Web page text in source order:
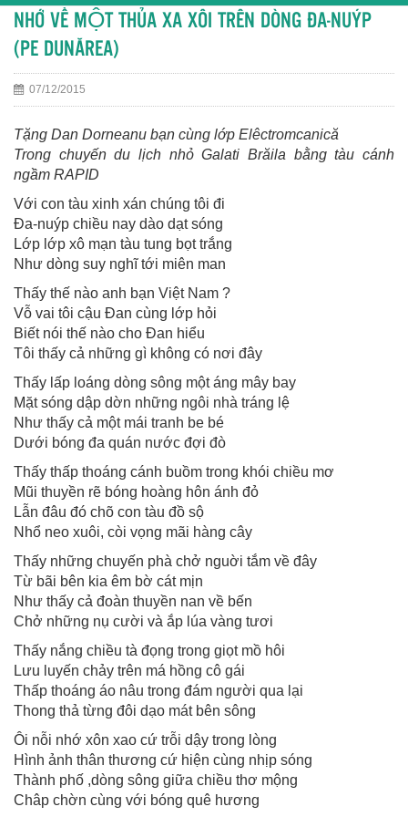
NHỚ VỀ MỘT THỦA XA XÔI TRÊN DÒNG ĐA-NUÝP
(PE DUNĂREA)
07/12/2015
Tặng Dan Dorneanu bạn cùng lớp Elêctromcanică
Trong chuyến du lịch nhỏ Galati Brăila bằng tàu cánh
ngầm RAPID
Với con tàu xinh xán chúng tôi đi
Đa-nuýp chiều nay dào dạt sóng
Lớp lớp xô mạn tàu tung bọt trắng
Như dòng suy nghĩ tới miên man
Thấy thế nào anh bạn Việt Nam ?
Vỗ vai tôi cậu Đan cùng lớp hỏi
Biết nói thế nào cho Đan hiểu
Tôi thấy cả những gì không có nơi đây
Thấy lấp loáng dòng sông một áng mây bay
Mặt sóng dập dờn những ngôi nhà tráng lệ
Như thấy cả một mái tranh be bé
Dưới bóng đa quán nước đợi đò
Thấy thấp thoáng cánh buồm trong khói chiều mơ
Mũi thuyền rẽ bóng hoàng hôn ánh đỏ
Lẫn đâu đó chõ con tàu đồ sộ
Nhổ neo xuôi, còi vọng mãi hàng cây
Thấy những chuyến phà chở nguời tắm về đây
Từ bãi bên kia êm bờ cát mịn
Như thấy cả đoàn thuyền nan về bến
Chở những nụ cười và ắp lúa vàng tươi
Thấy nắng chiều tà đọng trong giọt mồ hôi
Lưu luyến chảy trên má hồng cô gái
Thấp thoáng áo nâu trong đám người qua lại
Thong thả từng đôi dạo mát bên sông
Ôi nỗi nhớ xôn xao cứ trỗi dậy trong lòng
Hình ảnh thân thương cứ hiện cùng nhịp sóng
Thành phố ,dòng sông giữa chiều thơ mộng
Châp chờn cùng với bóng quê hương